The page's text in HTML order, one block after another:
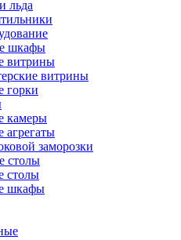
льда
шкафы
витрины
витрины
горки
камеры
агрегаты
заморозки
столы
столы
шкафы